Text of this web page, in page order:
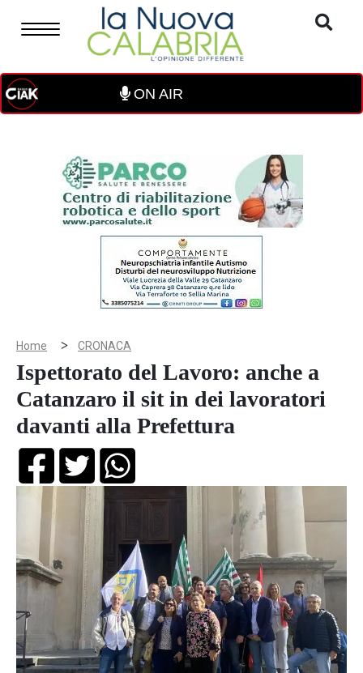
ON AIR
Home > CRONACA
Ispettorato del Lavoro: anche a
Catanzaro il sit in dei lavoratori
davanti alla Prefettura